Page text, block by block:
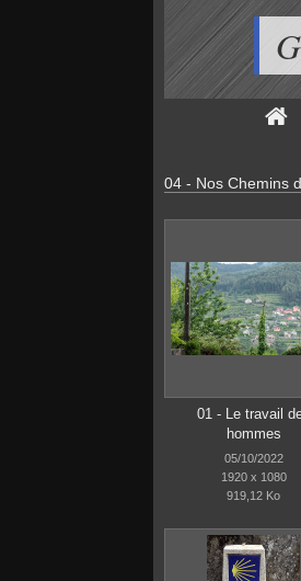
04 - Nos Chemins
01 - Le travail
hommes
05/10/2022
1920 x 1080
919,12 Ko